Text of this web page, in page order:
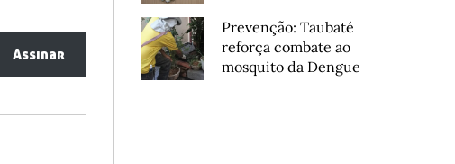
Assinar
Prevenção: Taubaté
reforça combate ao
mosquito da Dengue